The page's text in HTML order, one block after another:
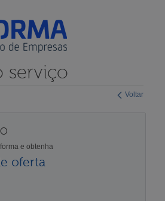
Voltar
serviço
e obtenha
oferta